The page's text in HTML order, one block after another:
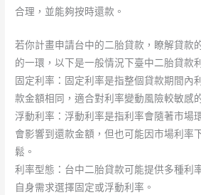
合理，並能夠按時還款。
若你計畫申請台中的二胎貸款，瞭解貸款
的一環，以下是一般情況下臺中二胎貸款
固定利率：固定利率是指整個貸款期間內
款金額相同，適合對利率變動風險較敏感
浮動利率：浮動利率是指利率會隨著市場
會影響到還款金額，但也可能因市場利率
鬆。
利率型態：台中二胎貸款可能提供多種利
自身需求選擇固定或浮動利率。